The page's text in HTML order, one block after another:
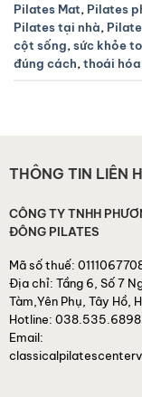
Pilates Mat, Pilates
Pilates tại nhà,
cột sống,sức khỏe
đúng cách,thoái
THÔNG TIN LIÊN
CÔNG TY TNHH
ĐÔNG PILATES
Mã số thuế:
Địa chỉ: Tầng 6, Số 7
Tàm,Yên Phụ, Tây Hồ,
Hotline: 038.535.6898
Email: